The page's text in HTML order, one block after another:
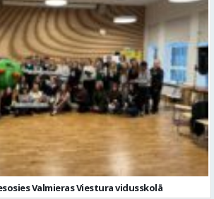
Valmieras Viestura vidusskolā